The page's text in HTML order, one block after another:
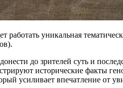
работать уникальная
до зрителей суть и
исторические факты
усиливает впечатление от